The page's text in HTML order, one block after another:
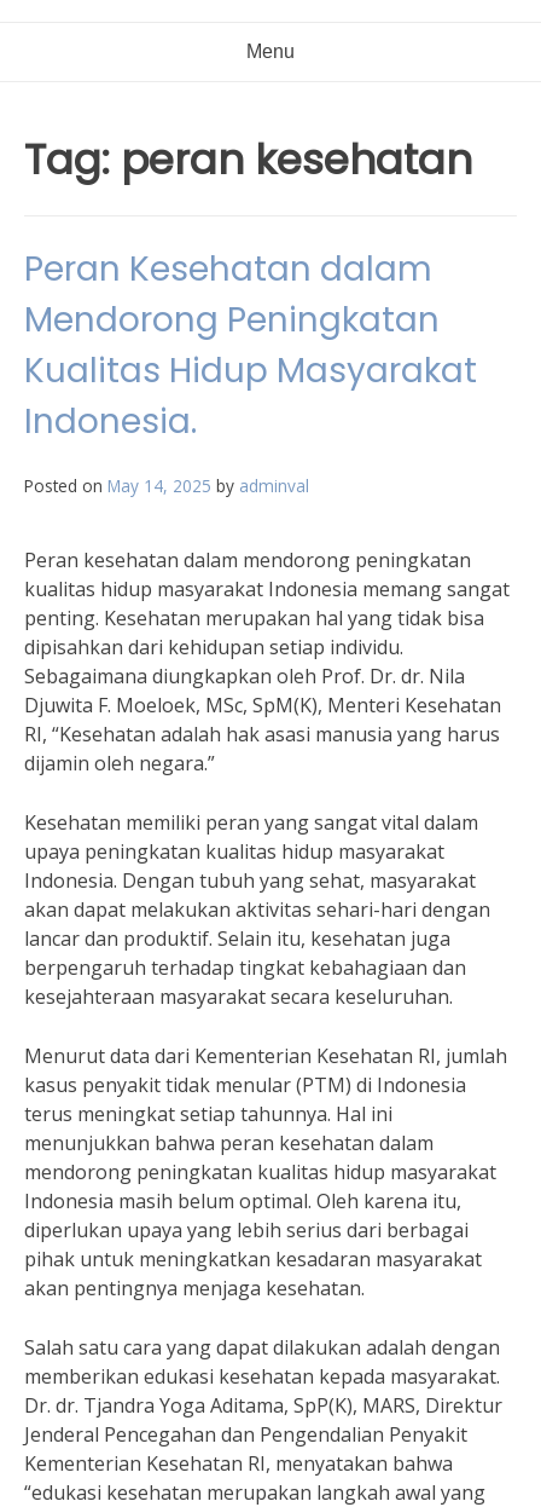
Menu
Tag: peran kesehatan
Peran Kesehatan dalam
Mendorong Peningkatan
Kualitas Hidup Masyarakat
Indonesia.
Posted on May 14, 2025 by adminval
Peran kesehatan dalam mendorong peningkatan
kualitas hidup masyarakat Indonesia memang sangat
penting. Kesehatan merupakan hal yang tidak bisa
dipisahkan dari kehidupan setiap individu.
Sebagaimana diungkapkan oleh Prof. Dr. dr. Nila
Djuwita F. Moeloek, MSc, SpM(K), Menteri Kesehatan
RI, “Kesehatan adalah hak asasi manusia yang harus
dijamin oleh negara.”
Kesehatan memiliki peran yang sangat vital dalam
upaya peningkatan kualitas hidup masyarakat
Indonesia. Dengan tubuh yang sehat, masyarakat
akan dapat melakukan aktivitas sehari-hari dengan
lancar dan produktif. Selain itu, kesehatan juga
berpengaruh terhadap tingkat kebahagiaan dan
kesejahteraan masyarakat secara keseluruhan.
Menurut data dari Kementerian Kesehatan RI, jumlah
kasus penyakit tidak menular (PTM) di Indonesia
terus meningkat setiap tahunnya. Hal ini
menunjukkan bahwa peran kesehatan dalam
mendorong peningkatan kualitas hidup masyarakat
Indonesia masih belum optimal. Oleh karena itu,
diperlukan upaya yang lebih serius dari berbagai
pihak untuk meningkatkan kesadaran masyarakat
akan pentingnya menjaga kesehatan.
Salah satu cara yang dapat dilakukan adalah dengan
memberikan edukasi kesehatan kepada masyarakat.
Dr. dr. Tjandra Yoga Aditama, SpP(K), MARS, Direktur
Jenderal Pencegahan dan Pengendalian Penyakit
Kementerian Kesehatan RI, menyatakan bahwa
“edukasi kesehatan merupakan langkah awal yang